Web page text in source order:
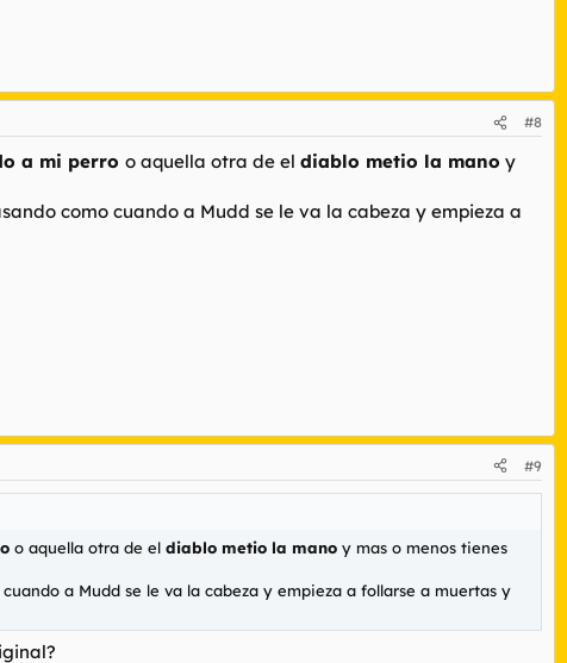
#8
a mi perro o aquella otra de el diablo metio la mano y
como cuando a Mudd se le va la cabeza y empieza a
#9
o aquella otra de el diablo metio la mano y mas o menos tienes
a Mudd se le va la cabeza y empieza a follarse a muertas y